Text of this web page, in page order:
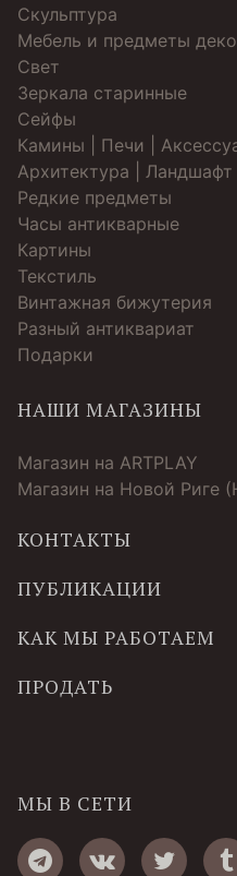
Скульптура
Мебель и предметы
Свет
Зеркала старинные
Cейфы
Камины | Печи |
Архитектура | Ландшафт
Редкие предметы
Часы антикварные
Картины
Текстиль
Винтажная бижутерия
Разный антиквариат
Подарки
НАШИ МАГАЗИНЫ
Магазин на ARTPLAY
Магазин на Новой Риге
КОНТАКТЫ
ПУБЛИКАЦИИ
КАК МЫ РАБОТАЕМ
ПРОДАТЬ
МЫ В СЕТИ